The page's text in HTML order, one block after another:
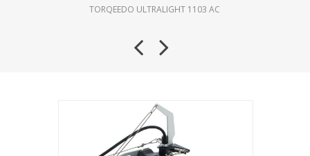
TORQEEDO ULTRALIGHT 1103 AC